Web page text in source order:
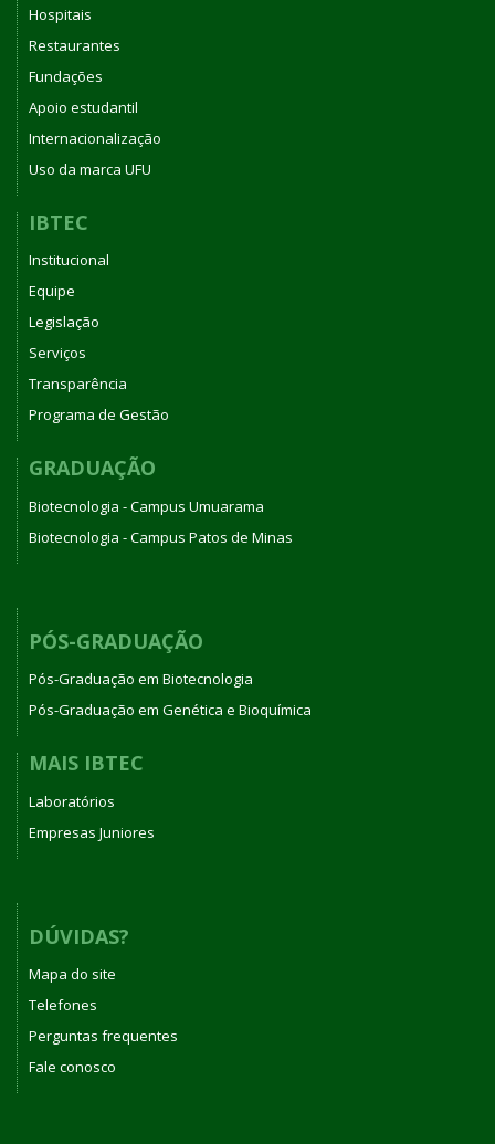
Hospitais
Restaurantes
Fundações
Apoio estudantil
Internacionalização
Uso da marca UFU
IBTEC
Institucional
Equipe
Legislação
Serviços
Transparência
Programa de Gestão
GRADUAÇÃO
Biotecnologia - Campus Umuarama
Biotecnologia - Campus Patos de Minas
PÓS-GRADUAÇÃO
Pós-Graduação em Biotecnologia
Pós-Graduação em Genética e Bioquímica
MAIS IBTEC
Laboratórios
Empresas Juniores
DÚVIDAS?
Mapa do site
Telefones
Perguntas frequentes
Fale conosco